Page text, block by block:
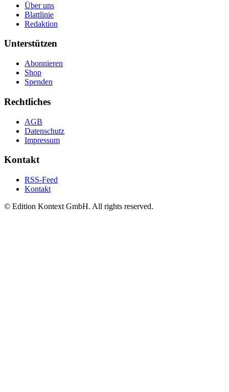
Über uns
Blattlinie
Redaktion
Unterstützen
Abonnieren
Shop
Spenden
Rechtliches
AGB
Datenschutz
Impressum
Kontakt
RSS-Feed
Kontakt
© Edition Kontext GmbH. All rights reserved.